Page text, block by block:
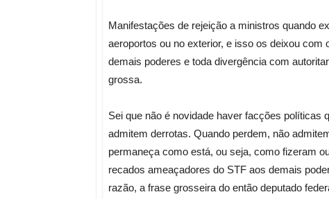
Manifestações de rejeição a ministros quando
aeroportos ou no exterior, e isso os deixou
demais poderes e toda divergência com
grossa.
Sei que não é novidade haver facções políticas
admitem derrotas. Quando perdem, não
permaneça como está, ou seja, como fizeram
recados ameaçadores do STF aos demais
razão, a frase grosseira do então deputado